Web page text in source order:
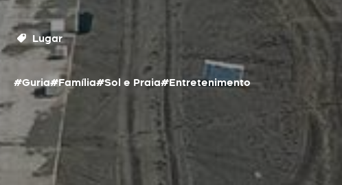
Lugar
#Guria#Família#Sol e Praia#Entretenimento